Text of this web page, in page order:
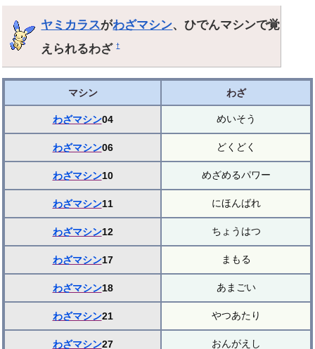
ヤミカラスがわざマシン、ひでんマシンで覚
えられるわざ†
マシン わざ
わざマシン04 めいそう
わざマシン06 どくどく
わざマシン10 めざめるパワー
わざマシン11 にほんばれ
わざマシン12 ちょうはつ
わざマシン17 まもる
わざマシン18 あまごい
わざマシン21 やつあたり
わざマシン27 おんがえし